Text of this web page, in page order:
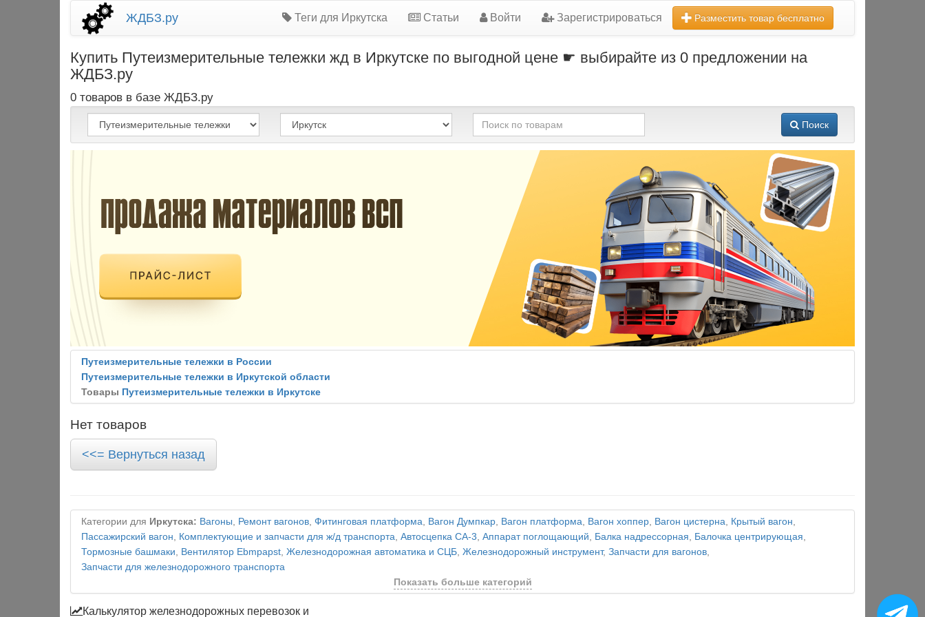
ЖДБЗ.ру Теги для Иркутска Статьи Войти Зарегистрироваться Разместить товар бесплатно
Купить Путеизмерительные тележки жд в Иркутске по выгодной цене ☛ выбирайте из 0 предложении на
ЖДБЗ.ру
0 товаров в базе ЖДБЗ.ру
Поиск
Путеизмерительные тележки в России
Путеизмерительные тележки в Иркутской области
Товары Путеизмерительные тележки в Иркутске
Нет товаров
<<= Вернуться назад
Категории для Иркутска: Вагоны, Ремонт вагонов, Фитинговая платформа, Вагон Думпкар, Вагон платформа, Вагон хоппер, Вагон цистерна, Крытый вагон,
Пассажирский вагон, Комплектующие и запчасти для ж/д транспорта, Автосцепка СА-3, Аппарат поглощающий, Балка надрессорная, Балочка центрирующая,
Тормозные башмаки, Вентилятор Ebmpapst, Железнодорожная автоматика и СЦБ, Железнодорожный инструмент, Запчасти для вагонов,
Запчасти для железнодорожного транспорта
Показать больше категорий
Калькулятор железнодорожных перевозок и